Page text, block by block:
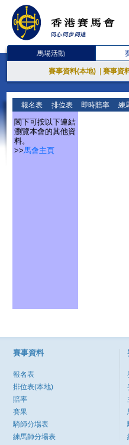
馬場活動
賽事資料(本地) 賽事資
報名表 排位表 即時賠率 練
閣下可按以下連結
瀏覽本會的其他資
料。
>>馬會主頁
賽事資料
報名表
排位表(本地)
賠率
賽果
騎師分場表
練馬師分場表